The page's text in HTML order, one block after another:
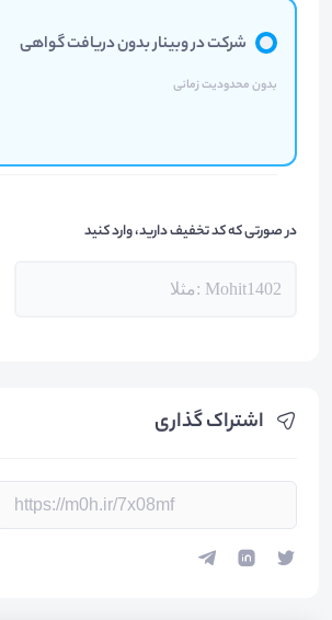
اشتراک گذاری
شرکت در وبینار بدون دریافت گواهی
بدون محدودیت زمانی
در صورتی که کد تخفیف دارید، وارد کنید